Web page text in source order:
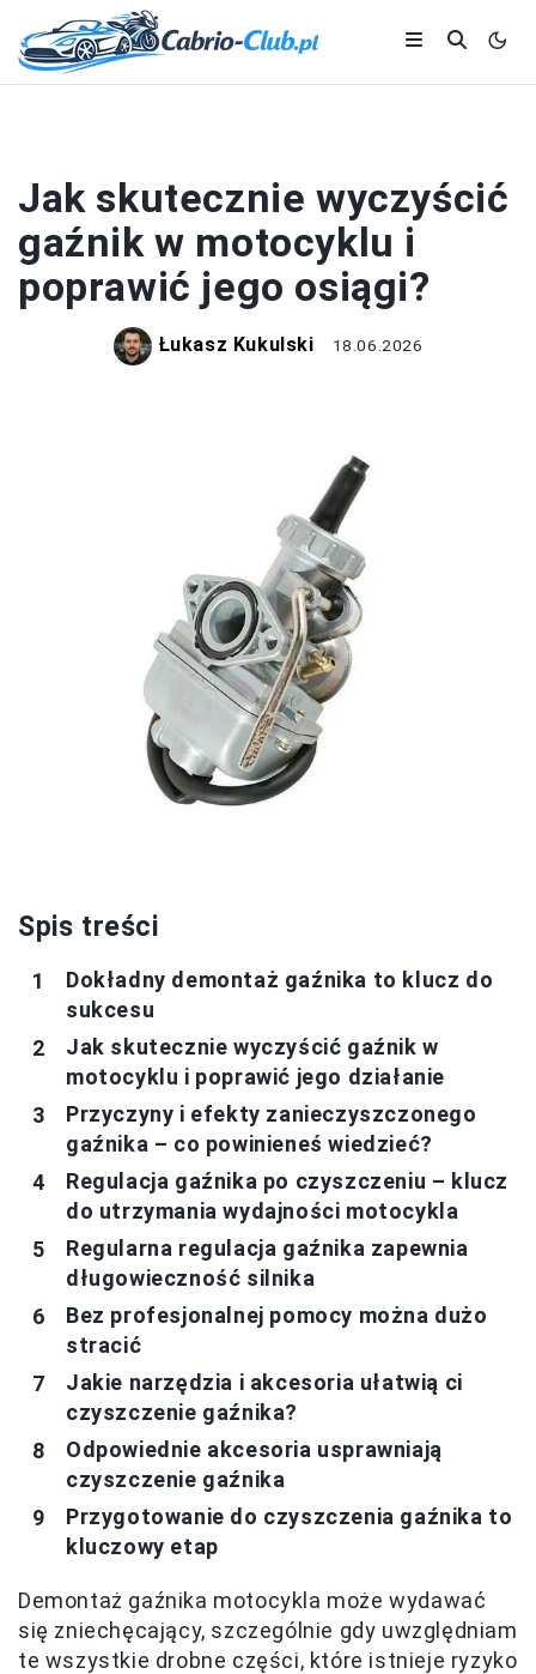
Jak skutecznie wyczyścić
gaźnik w motocyklu i
poprawić jego osiągi?
Łukasz Kukulski 18.06.2026
Spis treści
Dokładny demontaż gaźnika to klucz do
sukcesu
Jak skutecznie wyczyścić gaźnik w
motocyklu i poprawić jego działanie
Przyczyny i efekty zanieczyszczonego
gaźnika – co powinieneś wiedzieć?
Regulacja gaźnika po czyszczeniu – klucz
do utrzymania wydajności motocykla
Regularna regulacja gaźnika zapewnia
długowieczność silnika
Bez profesjonalnej pomocy można dużo
stracić
Jakie narzędzia i akcesoria ułatwią ci
czyszczenie gaźnika?
Odpowiednie akcesoria usprawniają
czyszczenie gaźnika
Przygotowanie do czyszczenia gaźnika to
kluczowy etap
Demontaż gaźnika motocykla może wydawać
się zniechęcający, szczególnie gdy uwzględniam
te wszystkie drobne części, które istnieje ryzyko